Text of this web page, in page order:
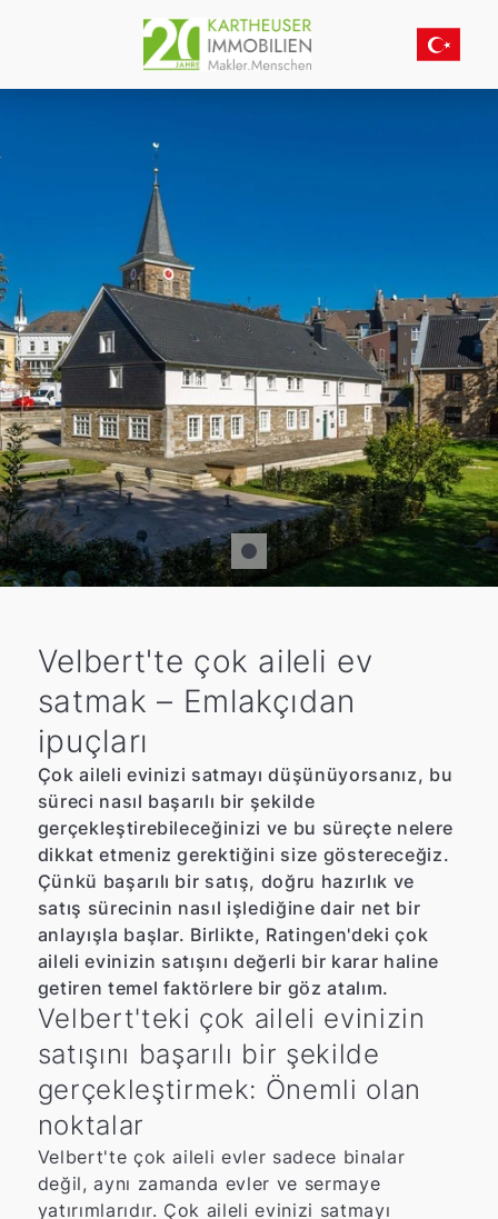
Velbert'te çok aileli ev
satmak – Emlakçıdan
ipuçları
Çok aileli evinizi satmayı düşünüyorsanız, bu
süreci nasıl başarılı bir şekilde
gerçekleştirebileceğinizi ve bu süreçte nelere
dikkat etmeniz gerektiğini size göstereceğiz.
Çünkü başarılı bir satış, doğru hazırlık ve
satış sürecinin nasıl işlediğine dair net bir
anlayışla başlar. Birlikte, Ratingen'deki çok
aileli evinizin satışını değerli bir karar haline
getiren temel faktörlere bir göz atalım.
Velbert'teki çok aileli evinizin
satışını başarılı bir şekilde
gerçekleştirmek: Önemli olan
noktalar
Velbert'te çok aileli evler sadece binalar
değil, aynı zamanda evler ve sermaye
yatırımlarıdır. Çok aileli evinizi satmayı